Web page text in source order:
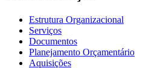
Estrutura Organizacional
Serviços
Documentos
Planejamento Orçamentário
Aquisições